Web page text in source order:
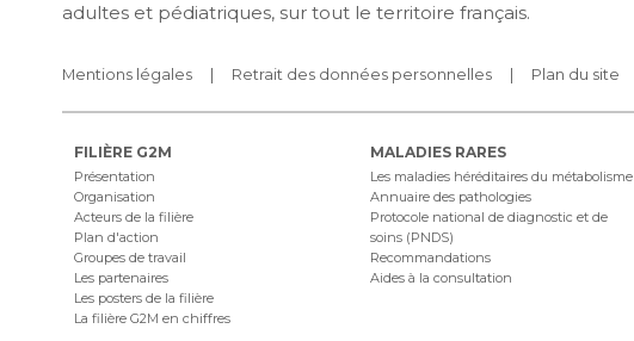
adultes et pédiatriques, sur tout le territoire français.
Mentions légales Retrait des données personnelles Plan du site
FILIÈRE G2M
Présentation
Organisation
Acteurs de la filière
Plan d'action
Groupes de travail
Les partenaires
Les posters de la filière
La filière G2M en chiffres
MALADIES RARES
Les maladies héréditaires du métabolisme
Annuaire des pathologies
Protocole national de diagnostic et de
soins (PNDS)
Recommandations
Aides à la consultation